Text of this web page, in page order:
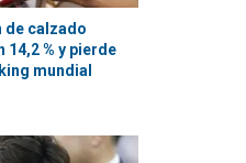
de calzado
14,2 % y pierde
mundial